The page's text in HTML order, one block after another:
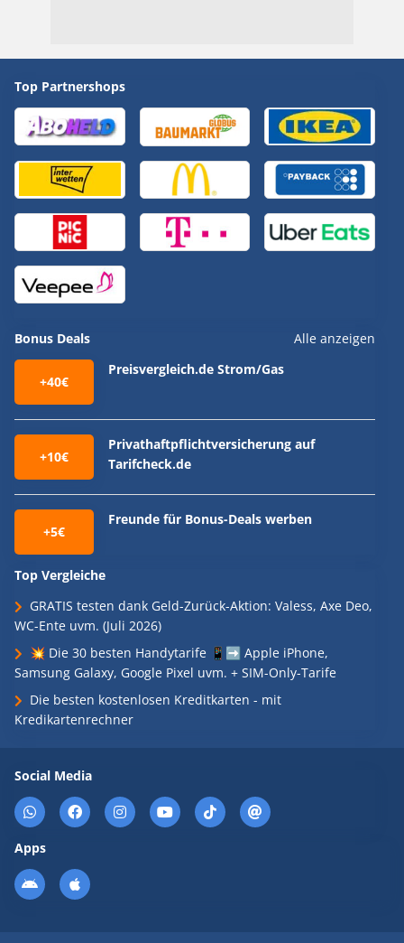
Top Partnershops
Bonus Deals Alle anzeigen
+40€
Preisvergleich.de Strom/Gas
+10€
Privathaftpflichtversicherung auf
Tarifcheck.de
+5€
Freunde für Bonus-Deals werben
Top Vergleiche
GRATIS testen dank Geld-Zurück-Aktion: Valess, Axe Deo,
WC-Ente uvm. (Juli 2026)
💥 Die 30 besten Handytarife 📱➡️ Apple iPhone,
Samsung Galaxy, Google Pixel uvm. + SIM-Only-Tarife
Die besten kostenlosen Kreditkarten - mit
Kredikartenrechner
Social Media
Apps